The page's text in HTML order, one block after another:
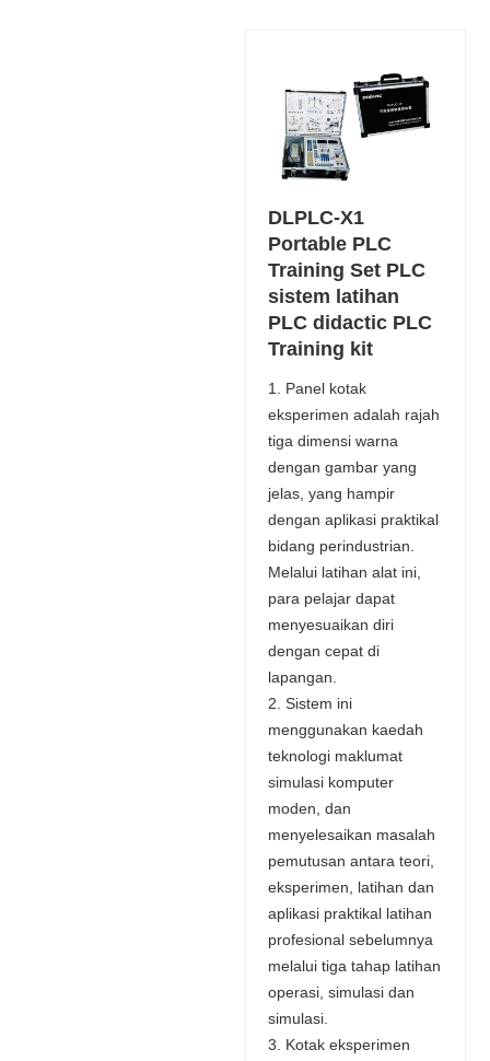
DLPLC-X1
Portable PLC
Training Set PLC
sistem latihan
PLC didactic PLC
Training kit
1. Panel kotak
eksperimen adalah rajah
tiga dimensi warna
dengan gambar yang
jelas, yang hampir
dengan aplikasi praktikal
bidang perindustrian.
Melalui latihan alat ini,
para pelajar dapat
menyesuaikan diri
dengan cepat di
lapangan.
2. Sistem ini
menggunakan kaedah
teknologi maklumat
simulasi komputer
moden, dan
menyelesaikan masalah
pemutusan antara teori,
eksperimen, latihan dan
aplikasi praktikal latihan
profesional sebelumnya
melalui tiga tahap latihan
operasi, simulasi dan
simulasi.
3. Kotak eksperimen